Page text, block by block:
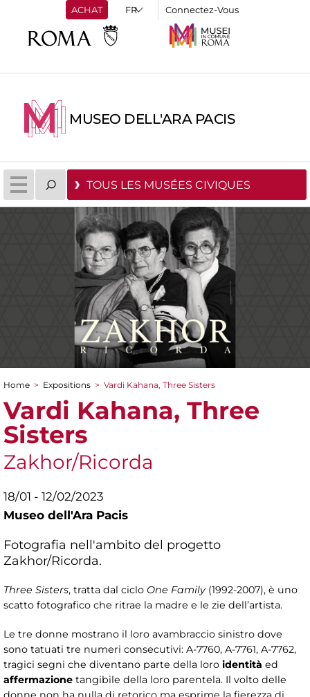
ACHAT Connectez-Vous
MUSEO DELL'ARA PACIS
TOUS LES MUSÉES CIVIQUES
You are here
Home > Expositions > Vardi Kahana, Three Sisters
Vardi Kahana, Three
Sisters
Zakhor/Ricorda
18/01 - 12/02/2023
Museo dell'Ara Pacis
Fotografia nell'ambito del progetto
Zakhor/Ricorda.
Three Sisters, tratta dal ciclo One Family(1992-2007), è uno
scatto fotografico che ritrae la madre e le zie dell’artista.
Le tre donne mostrano il loro avambraccio sinistro dove
sono tatuati tre numeri consecutivi: A-7760, A-7761, A-7762,
tragici segni che diventano parte della loro identità ed
affermazione tangibile della loro parentela. Il volto delle